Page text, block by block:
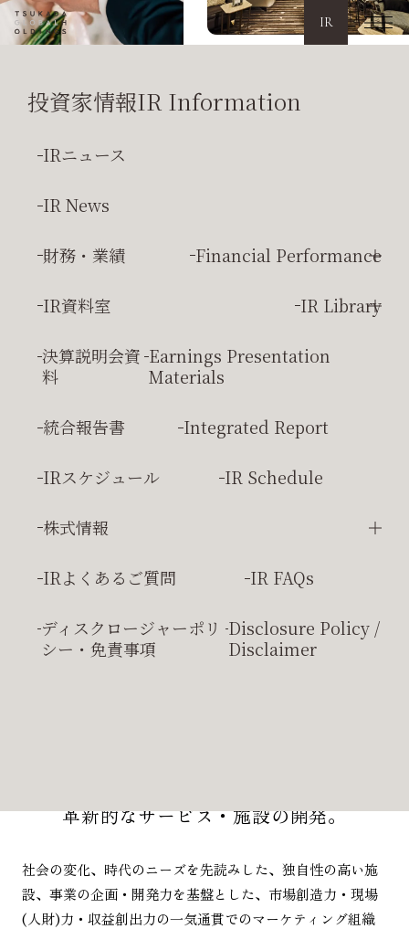
IR
Development
革新的なサービス・施設の開発。
社会の変化、時代のニーズを先読みした、独自性の高い施
設、事業の企画・開発力を基盤とした、市場創造力・現場
(人財)力・収益創出力の一気通貫でのマーケティング組織
投資家情報IR Information
IRニュース
IR News
財務・業績 Financial Performance
連結経営成績
Consolidated Results
キャッシュフロー状
IR資料室 IR Library
決算短信Earnings Report
有価証券報告書Annual Securities Report
臨時報告書
Extraordinay Report
決算説明会資
料
Earnings Presentation
Materials
統合報告書 Integrated Report
IRスケジュール IR Schedule
株式情報
株主総会
IRよくあるご質問 IR FAQs
ディスクロージャーポリ
シー・ 免責事項
Disclosure Policy /
Disclaimer